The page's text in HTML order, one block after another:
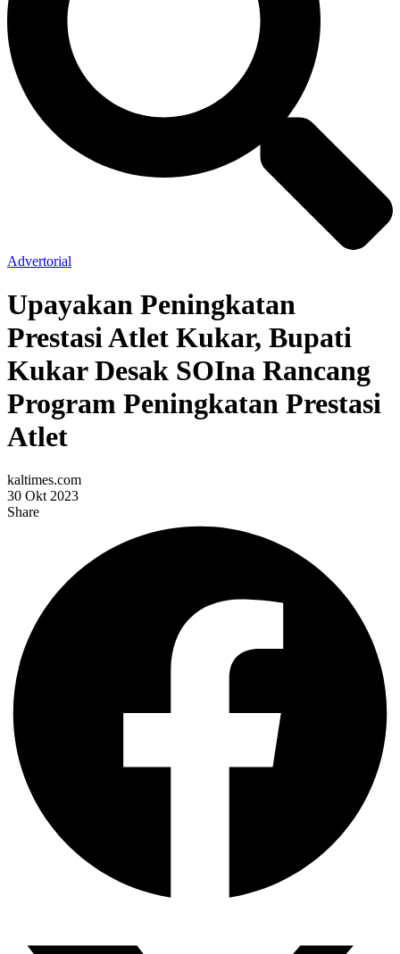
Advertorial
Upayakan Peningkatan
Prestasi Atlet Kukar, Bupati
Kukar Desak SOIna Rancang
Program Peningkatan Prestasi
Atlet
kaltimes.com
30 Okt 2023
Share